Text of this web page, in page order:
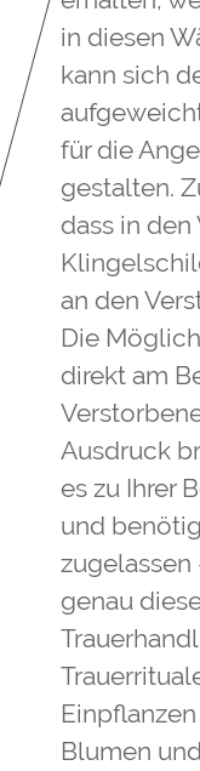
in diesen
kann sich
für die
gestalten.
dass in
an den
Die
direkt am
Ausdruck
es zu Ihrer
und
zugelassen
genau
Blumen